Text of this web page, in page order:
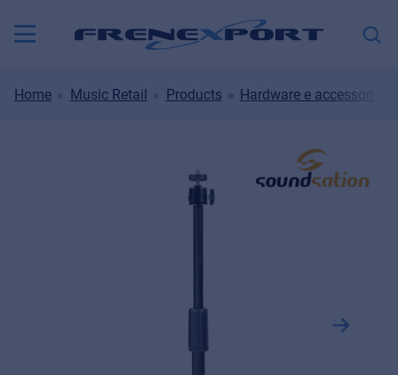
Home Music Retail Products Hardware e accessori